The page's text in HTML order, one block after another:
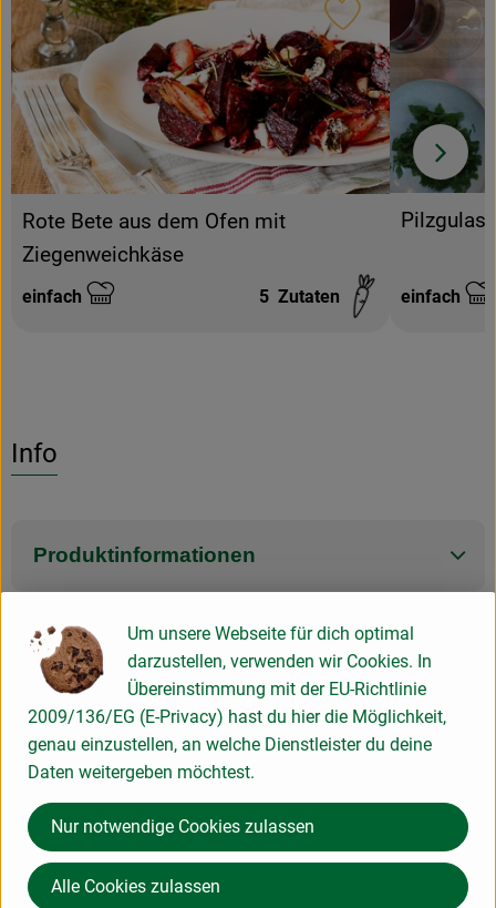
Rote Bete aus dem Ofen mit
Ziegenweichkäse
Schwierigkeit:
einfach 5 Zutaten
Rezept zu
einfach
Info
Produktinformationen
Zutaten
Produktdatenblatt
Herkunft
Hersteller: bioladen
Um unsere Webseite für dich optimal
darzustellen, verwenden wir Cookies. In
Übereinstimmung mit der EU-Richtlinie
2009/136/EG (E-Privacy) hast du hier die Möglichkeit,
genau einzustellen, an welche Dienstleister du deine
Daten weitergeben möchtest.
Nur notwendige Cookies zulassen
Alle Cookies zulassen